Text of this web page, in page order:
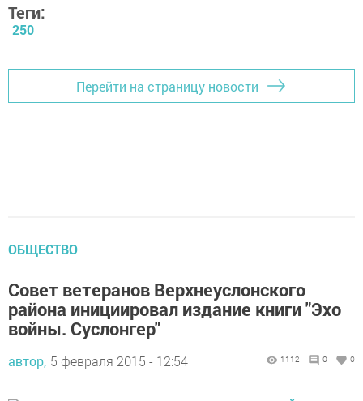
Теги:
250
Перейти на страницу новости
ОБЩЕСТВО
Совет ветеранов Верхнеуслонского
района инициировал издание книги "Эхо
войны. Суслонгер"
автор, 5 февраля 2015 - 12:54 1112 0 0